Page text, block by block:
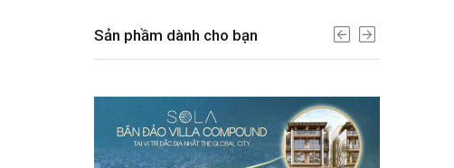
Sản phầm dành cho bạn